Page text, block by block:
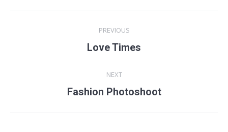
navigation
PREVIOUS
Previous
Love Times
NEXT
Next
Fashion Photoshoot